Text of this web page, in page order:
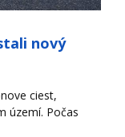
nový
ciest,
území. Počas